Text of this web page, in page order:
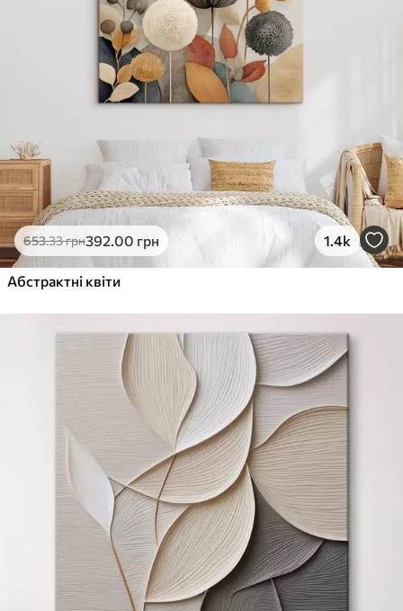
653.33грн392.00 грн 1.4k
Абстрактні квіти